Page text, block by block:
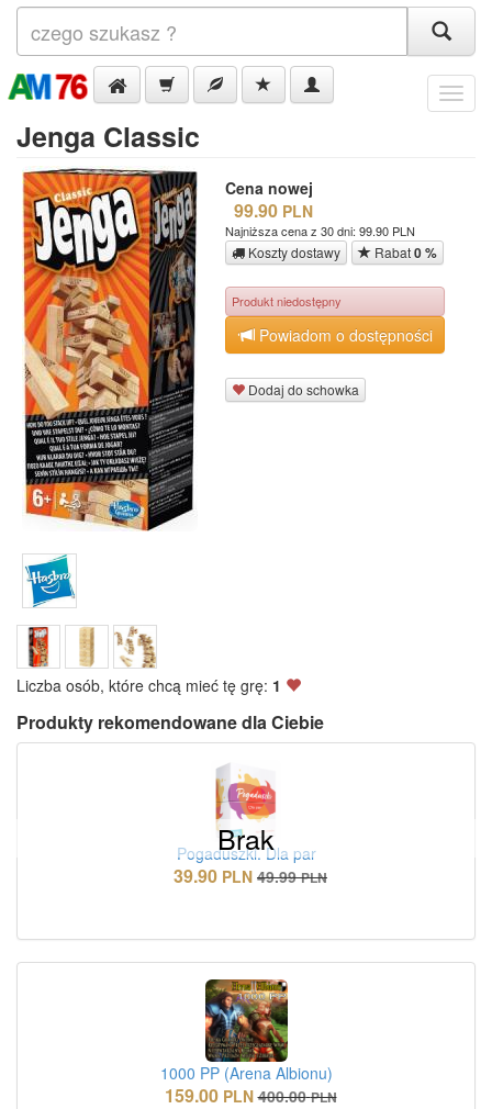
Menu
Jenga Classic
Cena nowej
99.90 PLN
Najniższa cena z 30 dni: 99.90 PLN
Koszty dostawy Rabat0 %
Produkt niedostępny
Powiadom o dostępności
Dodaj do schowka
Liczba osób, które chcą mieć tę grę: 1
Produkty rekomendowane dla Ciebie
Brak
Pogaduszki. Dla par
39.90 PLN 49.99 PLN
1000 PP (Arena Albionu)
159.00 PLN 400.00 PLN